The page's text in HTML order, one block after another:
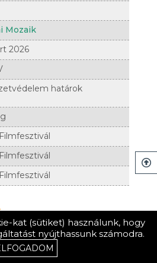
Mozaik
2026
határok
kat (sütiket) használunk, hogy
nyújthassunk számodra.